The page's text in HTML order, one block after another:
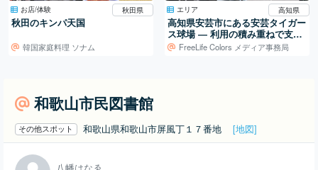
お店/体験 秋田県
秋田のキンパ天国
韓国家庭料理 ソナム
エリア 高知県
高知県安芸市にある安芸タイガー
ス球場 ― 利用の積み重ねで支え
られる地域の球場
FreeLife Colors メディア事務局
和歌山市民図書館
その他スポット 和歌山県和歌山市屏風丁１７番地 [地図]